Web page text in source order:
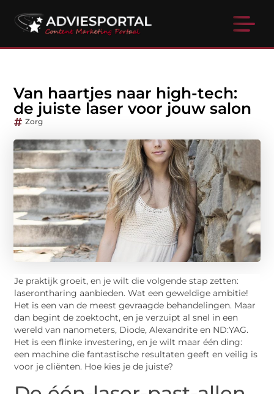
Van haartjes naar high-tech:
de juiste laser voor jouw salon
Zorg
Je praktijk groeit, en je wilt die volgende stap zetten:
laserontharing aanbieden. Wat een geweldige ambitie!
Het is een van de meest gevraagde behandelingen. Maar
dan begint de zoektocht, en je verzuipt al snel in een
wereld van nanometers, Diode, Alexandrite en ND:YAG.
Het is een flinke investering, en je wilt maar één ding:
een machine die fantastische resultaten geeft en veilig is
voor je cliënten. Hoe kies je de juiste?